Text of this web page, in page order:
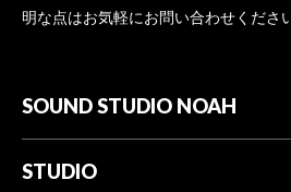
明な点はお気軽にお問い合わせください
SOUND STUDIO NOAH
STUDIO